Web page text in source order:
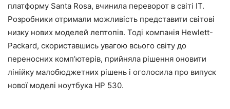
платформу Santa Rosa, вчинила переворот в світі IT.
Розробники отримали можливість представити світові
низку нових моделей лептопів. Тоді компанія Hewlett-
Packard, скориставшись увагою всього світу до
переносних комп’ютерів, прийняла рішення оновити
лінійку малобюджетних рішень і оголосила про випуск
нової моделі ноутбука HP 530.